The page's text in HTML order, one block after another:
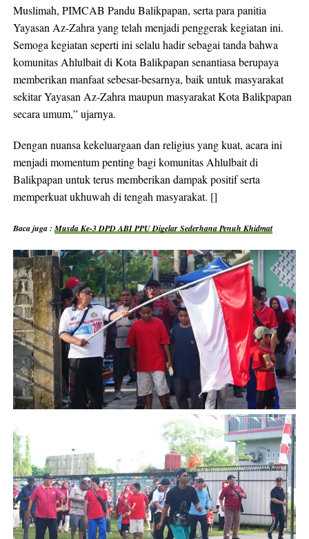
Muslimah, PIMCAB Pandu Balikpapan, serta para panitia
Yayasan Az-Zahra yang telah menjadi penggerak kegiatan ini.
Semoga kegiatan seperti ini selalu hadir sebagai tanda bahwa
komunitas Ahlulbait di Kota Balikpapan senantiasa berupaya
memberikan manfaat sebesar-besarnya, baik untuk masyarakat
sekitar Yayasan Az-Zahra maupun masyarakat Kota Balikpapan
secara umum,” ujarnya.
Dengan nuansa kekeluargaan dan religius yang kuat, acara ini
menjadi momentum penting bagi komunitas Ahlulbait di
Balikpapan untuk terus memberikan dampak positif serta
memperkuat ukhuwah di tengah masyarakat. []
Baca juga :Musda Ke-3 DPD ABI PPU Digelar Sederhana Penuh Khidmat